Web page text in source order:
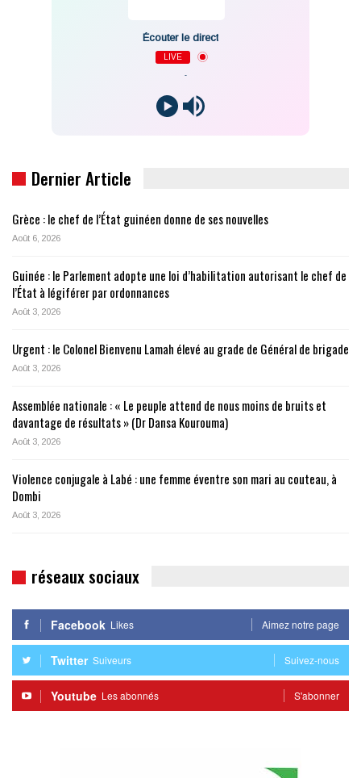
Écouter le direct
LIVE
Dernier Article
Grèce : le chef de l’État guinéen donne de ses nouvelles
Août 6, 2026
Guinée : le Parlement adopte une loi d’habilitation autorisant le chef de
l’État à légiférer par ordonnances
Août 3, 2026
Urgent : le Colonel Bienvenu Lamah élevé au grade de Général de brigade
Août 3, 2026
Assemblée nationale : « Le peuple attend de nous moins de bruits et
davantage de résultats » (Dr Dansa Kourouma)
Août 3, 2026
Violence conjugale à Labé : une femme éventre son mari au couteau, à
Dombi
Août 3, 2026
réseaux sociaux
Facebook Likes Aimez notre page
Twitter Suiveurs Suivez-nous
Youtube Les abonnés S'abonner